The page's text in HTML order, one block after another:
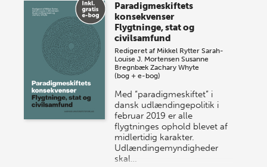
Paradigmeskiftets
konsekvenser
Flygtninge, stat og
civilsamfund
Redigeret af Mikkel Rytter Sarah-
Louise J. Mortensen Susanne
Bregnbæk Zachary Whyte
(bog + e-bog)
Med “paradigmeskiftet” i
dansk udlændingepolitik i
februar 2019 er alle
flygtninges ophold blevet af
midlertidig karakter.
Udlændingemyndigheder
skal…